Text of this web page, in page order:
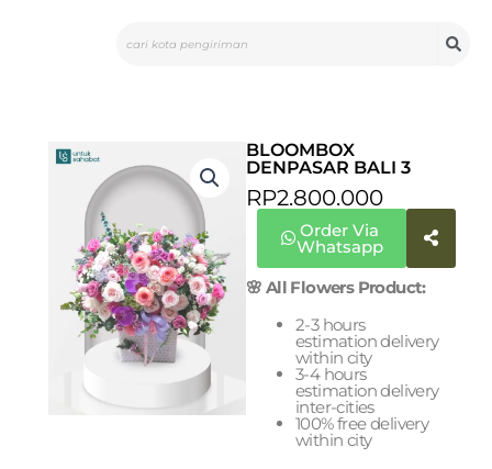
BLOOMBOX
DENPASAR BALI 3
RP2.800.000
Order Via
Whatsapp
🌸 All Flowers Product:
2-3 hours
estimation delivery
within city
3-4 hours
estimation delivery
inter-cities
100% free delivery
within city